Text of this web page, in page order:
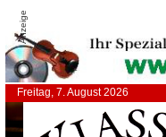
Anzeige
Freitag, 7. August 2026